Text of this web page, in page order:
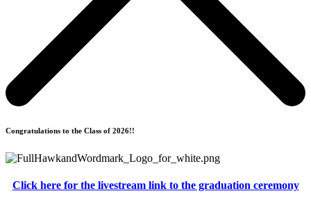
Congratulations to the Class of 2026!!
Click here for the livestream link to the graduation ceremony